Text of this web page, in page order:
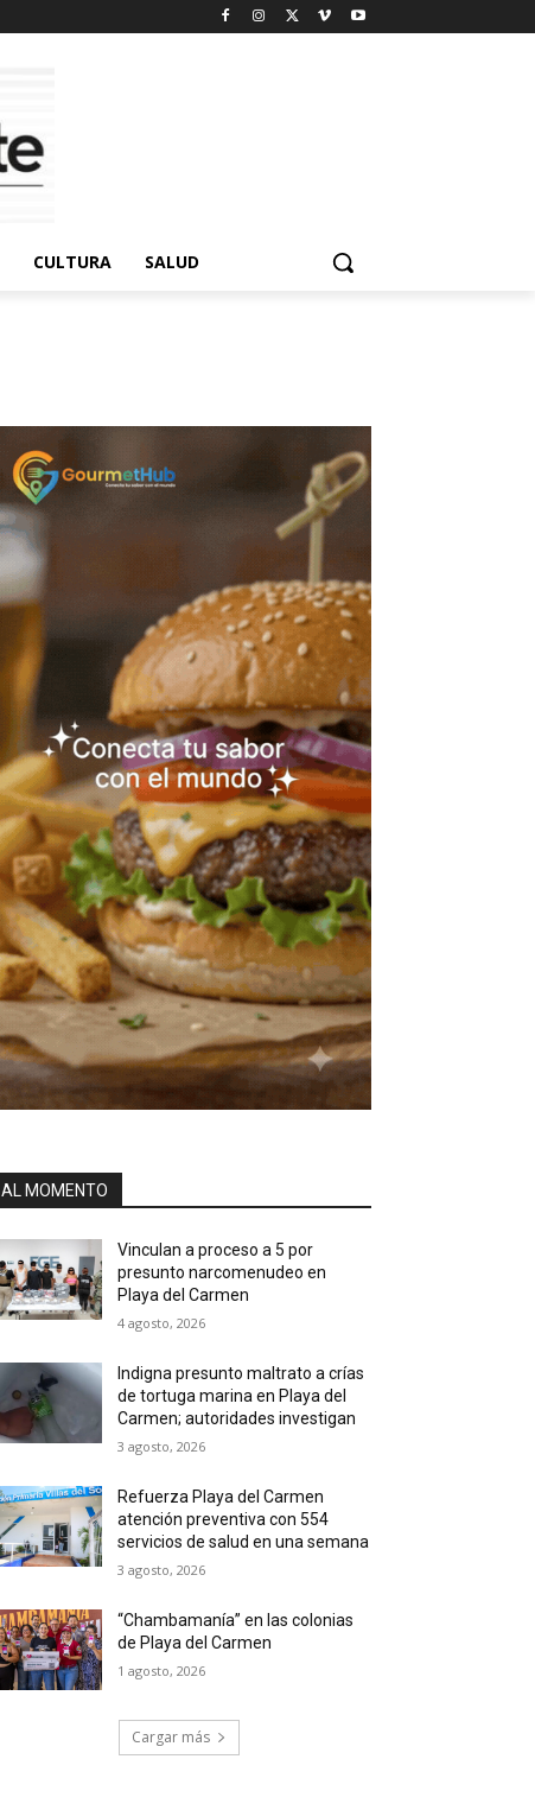
CULTURA SALUD
AL MOMENTO
Vinculan a proceso a 5 por
presunto narcomenudeo en
Playa del Carmen
4 agosto, 2026
Indigna presunto maltrato a crías
de tortuga marina en Playa del
Carmen; autoridades investigan
3 agosto, 2026
Refuerza Playa del Carmen
atención preventiva con 554
servicios de salud en una semana
3 agosto, 2026
“Chambamanía” en las colonias
de Playa del Carmen
1 agosto, 2026
Cargar más